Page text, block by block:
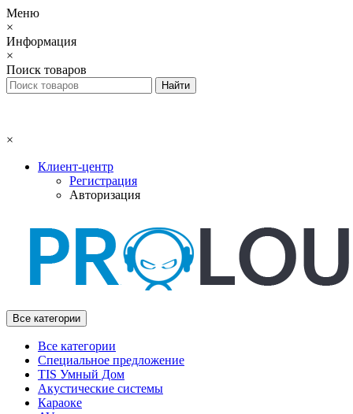
Меню
×
Информация
×
Поиск товаров
×
Клиент-центр
Регистрация
Авторизация
Все категории
Все категории
Специальное предложение
TIS Умный Дом
Акустические системы
Караоке